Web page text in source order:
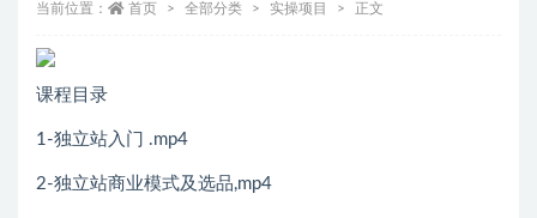
当前位置： 首页 全部分类 实操项目 正文
课程目录
1-独立站入门 .mp4
2-独立站商业模式及选品,mp4